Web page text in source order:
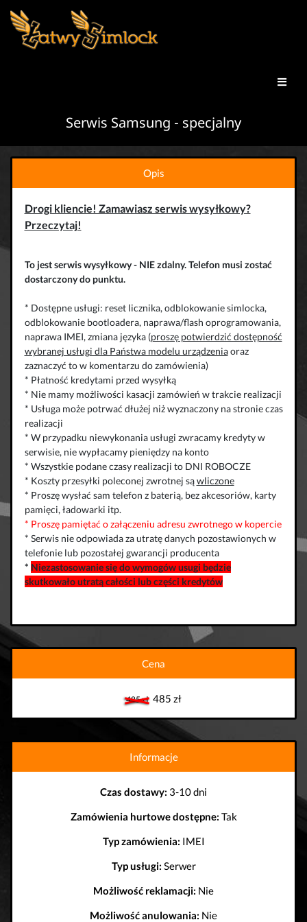
Serwis Samsung - specjalny
Opis
Drogi kliencie! Zamawiasz serwis wysyłkowy?
Przeczytaj!
To jest serwis wysyłkowy - NIE zdalny. Telefon musi zostać
dostarczony do punktu.
* Dostępne usługi: reset licznika, odblokowanie simlocka,
odblokowanie bootloadera, naprawa/flash oprogramowania,
naprawa IMEI, zmiana języka (proszę potwierdzić dostępność
wybranej usługi dla Państwa modelu urządzeniaoraz
zaznaczyć to w komentarzu do zamówienia)
* Płatność kredytami przed wysyłką
* Nie mamy możliwości kasacji zamówień w trakcie realizacji
* Usługa może potrwać dłużej niż wyznaczony na stronie czas
realizacji
* W przypadku niewykonania usługi zwracamy kredyty w
serwisie, nie wypłacamy pieniędzy na konto
* Wszystkie podane czasy realizacji to DNI ROBOCZE
* Koszty przesyłki poleconej zwrotnej sąwliczone
* Proszę wysłać sam telefon z baterią, bez akcesoriów, karty
pamięci, ładowarki itp.
* Proszę pamiętać o załączeniu adresu zwrotnego w kopercie
* Serwis nie odpowiada za utratę danych pozostawionych w
telefonie lub pozostałej gwarancji producenta
* Niezastosowanie się do wymogów usugi będzie
skutkowało utratą całości lub części kredytów
Cena
485 zł485 zł
Informacje
Czas dostawy: 3-10 dni
Zamówienia hurtowe dostępne: Tak
Typ zamówienia: IMEI
Typ usługi: Serwer
Możliwość reklamacji: Nie
Możliwość anulowania: Nie